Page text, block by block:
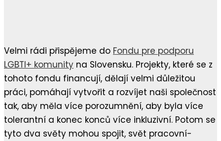
Velmi rádi přispějeme do Fondu pre podporu
LGBTI+ komunity na Slovensku. Projekty, které se z
tohoto fondu financují, dělají velmi důležitou
práci, pomáhají vytvořit a rozvíjet naši společnost
tak, aby měla více porozumnění, aby byla více
tolerantní a konec konců více inkluzivní. Potom se
tyto dva světy mohou spojit, svět pracovní-